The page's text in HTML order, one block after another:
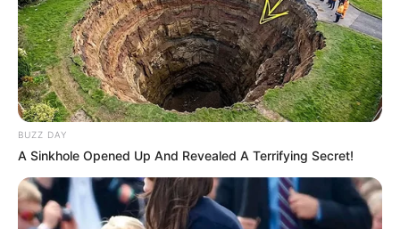
BUZZ DAY
A Sinkhole Opened Up And Revealed A Terrifying Secret!